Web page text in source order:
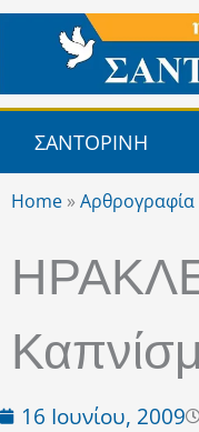
Μετάβαση
περιεχόμενο
ΣΑΝΤΟΡΙΝΗ
Home »Αρθρογραφία
16 Ιουνίου, 2009